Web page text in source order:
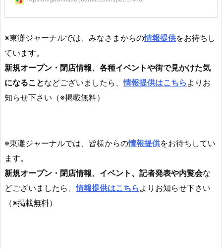
※東灘ジャーナルでは、みなさまからの情報提供をお待ちし
ています。
新規オープン・閉店情報、各種イベントや街で見かけた気
になることなどございましたら、情報提供はこちら よりお
知らせ下さい（※掲載無料）
※東灘ジャーナルでは、皆様からの情報提供をお待ちしてい
ます。
新規オープン・閉店情報、イベント、記者発表や内覧会な
どございましたら、情報提供はこちら よりお知らせ下さい
（※掲載無料）